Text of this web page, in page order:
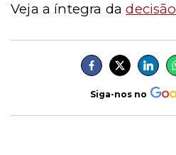
Veja a íntegra dadecisão
Siga-nos no